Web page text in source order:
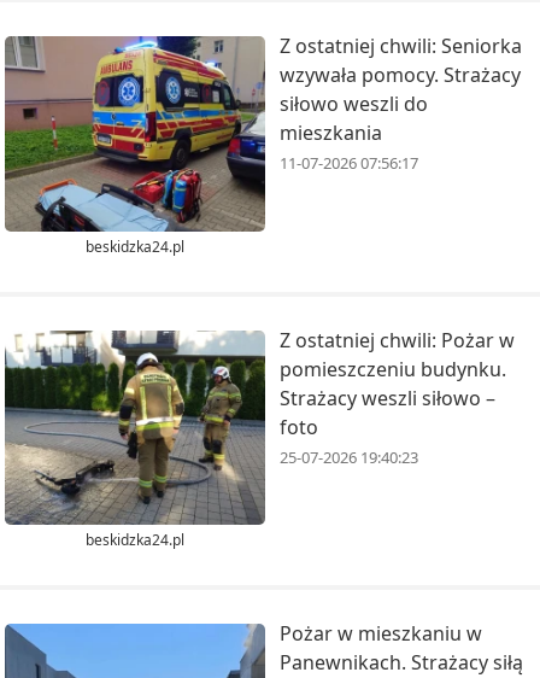
beskidzka24.pl
Z ostatniej chwili: Seniorka
wzywała pomocy. Strażacy
siłowo weszli do
mieszkania
11-07-2026 07:56:17
beskidzka24.pl
Z ostatniej chwili: Pożar w
pomieszczeniu budynku.
Strażacy weszli siłowo –
foto
25-07-2026 19:40:23
Pożar w mieszkaniu w
Panewnikach. Strażacy siłą